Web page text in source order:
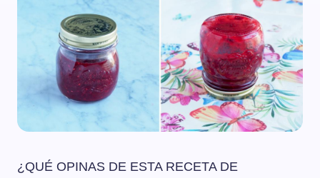
¿QUÉ OPINAS DE ESTA RECETA DE